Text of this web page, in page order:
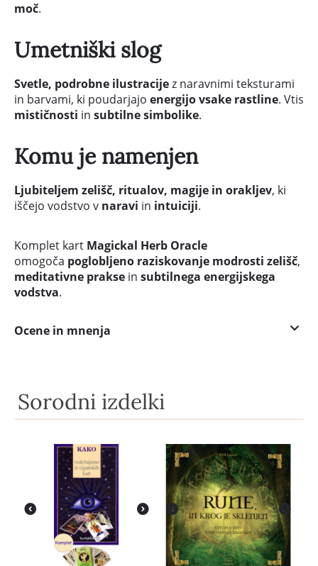
moč.
Umetniški slog
Svetle, podrobne ilustracijez naravnimi teksturami
in barvami, ki poudarjajo energijo vsake rastline. Vtis
mističnosti in subtilne simbolike.
Komu je namenjen
Ljubiteljem zelišč, ritualov, magije in orakljev, ki
iščejo vodstvo v naravi in intuiciji.
Komplet kart Magickal Herb Oracle
omogoča poglobljeno raziskovanje modrosti zelišč,
meditativne prakse in subtilnega energijskega
vodstva.
Ocene in mnenja
Sorodni izdelki